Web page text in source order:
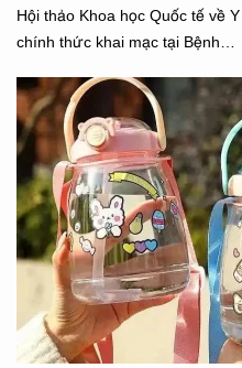
Hội thảo Khoa học Quốc tế về
chính thức khai mạc tại Bệnh…